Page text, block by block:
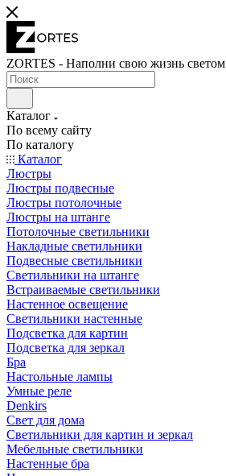
ZORTES - Наполни свою жизнь светом
Каталог
По всему сайту
По каталогу
Каталог
Люстры
Люстры подвесные
Люстры потолочные
Люстры на штанге
Потолочные светильники
Накладные светильники
Подвесные светильники
Светильники на штанге
Встраиваемые светильники
Настенное освещение
Светильники настенные
Подсветка для картин
Подсветка для зеркал
Бра
Настольные лампы
Умные реле
Denkirs
Свет для дома
Светильники для картин и зеркал
Мебельные светильники
Настенные бра